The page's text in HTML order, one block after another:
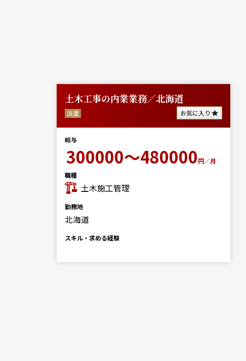
土木工事の内業業務／北海道
派遣 お気に入り
給与
300000～480000円／月
職種
土木施工管理
勤務地
北海道
スキル・求める経験